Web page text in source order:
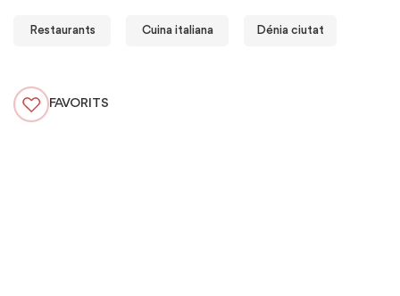
Restaurants Cuina italiana Dénia ciutat
FAVORITS